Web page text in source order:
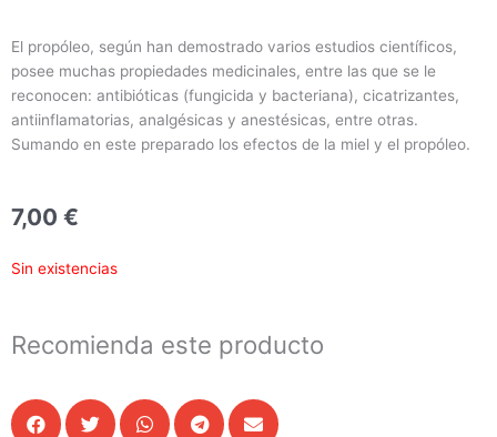
El propóleo, según han demostrado varios estudios científicos,
posee muchas propiedades medicinales, entre las que se le
reconocen: antibióticas (fungicida y bacteriana), cicatrizantes,
antiinflamatorias, analgésicas y anestésicas, entre otras.
Sumando en este preparado los efectos de la miel y el propóleo.
7,00 €
Sin existencias
Recomienda este producto